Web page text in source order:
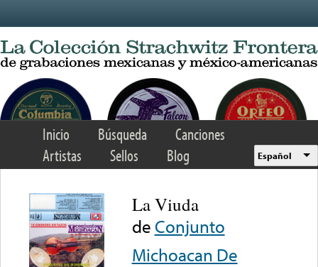
Inicio Búsqueda
Canciones
Artistas
Sellos Blog Español
La Viuda
de Conjunto
Michoacan De